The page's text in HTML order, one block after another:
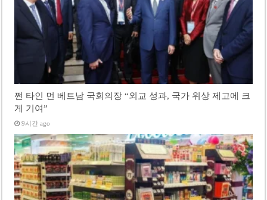
쩐 타인 먼 베트남 국회의장 “외교 성과, 국가 위상 제고에 크
게 기여”
9시간 ago